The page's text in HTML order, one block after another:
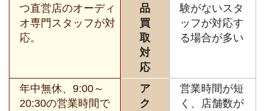
つ直営店のオーディ
オ専門スタッフが対
応。
品
買
取
対
応
験がないスタ
ッフが対応す
る場合が多い
年中無休、9:00～
20:30の営業時間で
ア
ク
営業時間が短
く、店舗数が